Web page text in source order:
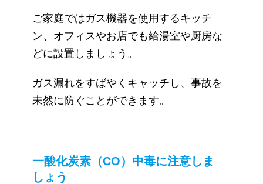
ご家庭ではガス機器を使用するキッチ
ン、オフィスやお店でも給湯室や厨房な
どに設置しましょう。
ガス漏れをすばやくキャッチし、事故を
未然に防ぐことができます。
一酸化炭素（CO）中毒に注意しま
しょう